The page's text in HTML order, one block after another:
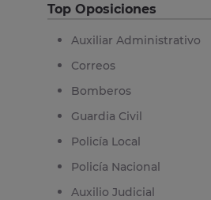
Top Oposiciones
Auxiliar Administrativo
Correos
Bomberos
Guardia Civil
Policía Local
Policía Nacional
Auxilio Judicial